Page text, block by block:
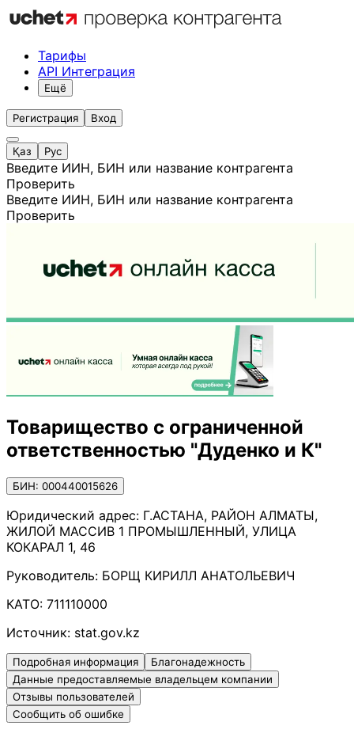
Тарифы
API Интеграция
Ещё
Регистрация Вход
Қаз Рус
Введите ИИН, БИН или название контрагента
Проверить
Введите ИИН, БИН или название контрагента
Проверить
Товарищество с ограниченной
ответственностью "Дуденко и К"
БИН: 000440015626
Юридический адрес: Г.АСТАНА, РАЙОН АЛМАТЫ,
ЖИЛОЙ МАССИВ 1 ПРОМЫШЛЕННЫЙ, УЛИЦА
КОКАРАЛ 1, 46
Руководитель: БОРЩ КИРИЛЛ АНАТОЛЬЕВИЧ
КАТО: 711110000
Источник: stat.gov.kz
Подробная информация
Благонадежность
Данные предоставляемые владельцем компании
Отзывы пользователей
Сообщить об ошибке